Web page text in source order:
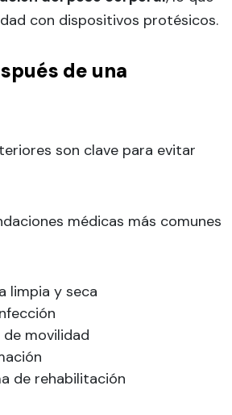
con dispositivos protésicos.
de una
son clave para evitar
médicas más comunes
limpia y seca
de movilidad
de rehabilitación